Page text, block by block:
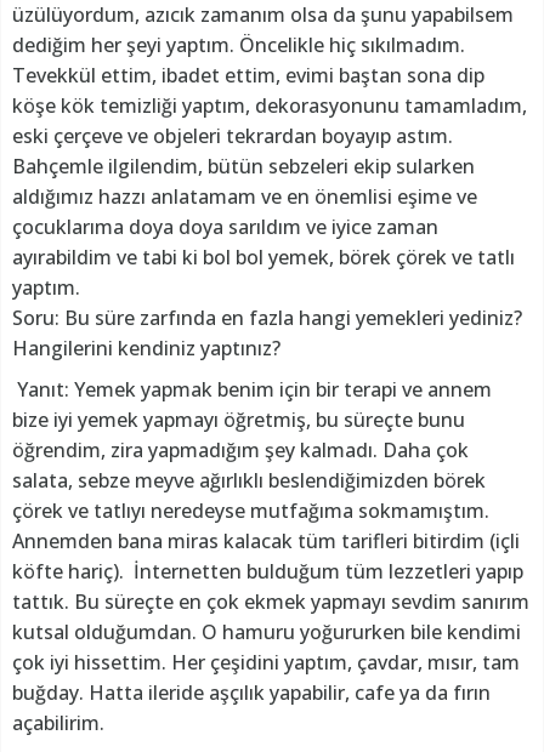
üzülüyordum, azıcık zamanım olsa da şunu yapabilsem
dediğim her şeyi yaptım. Öncelikle hiç sıkılmadım.
Tevekkül ettim, ibadet ettim, evimi baştan sona dip
köşe kök temizliği yaptım, dekorasyonunu tamamladım,
eski çerçeve ve objeleri tekrardan boyayıp astım.
Bahçemle ilgilendim, bütün sebzeleri ekip sularken
aldığımız hazzı anlatamam ve en önemlisi eşime ve
çocuklarıma doya doya sarıldım ve iyice zaman
ayırabildim ve tabi ki bol bol yemek, börek çörek ve tatlı
yaptım.
Soru: Bu süre zarfında en fazla hangi yemekleri yediniz?
Hangilerini kendiniz yaptınız?
Yanıt: Yemek yapmak benim için bir terapi ve annem
bize iyi yemek yapmayı öğretmiş, bu süreçte bunu
öğrendim, zira yapmadığım şey kalmadı. Daha çok
salata, sebze meyve ağırlıklı beslendiğimizden börek
çörek ve tatlıyı neredeyse mutfağıma sokmamıştım.
Annemden bana miras kalacak tüm tarifleri bitirdim (içli
köfte hariç). ️ İnternetten bulduğum tüm lezzetleri yapıp
tattık. Bu süreçte en çok ekmek yapmayı sevdim sanırım
kutsal olduğumdan. O hamuru yoğururken bile kendimi
çok iyi hissettim. Her çeşidini yaptım, çavdar, mısır, tam
buğday. Hatta ileride aşçılık yapabilir, cafe ya da fırın
açabilirim.